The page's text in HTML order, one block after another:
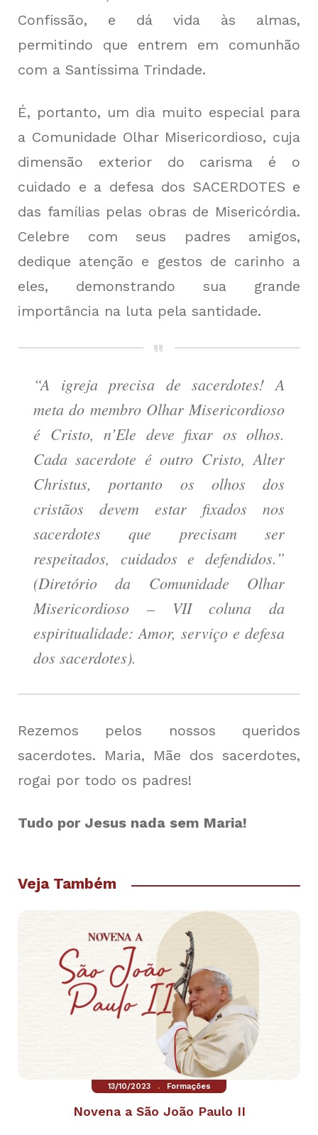
Confissão, e dá vida às almas,
permitindo que entrem em comunhão
com a Santíssima Trindade.
É, portanto, um dia muito especial para
a Comunidade Olhar Misericordioso, cuja
dimensão exterior do carisma é o
cuidado e a defesa dos SACERDOTES e
das famílias pelas obras de Misericórdia.
Celebre com seus padres amigos,
dedique atenção e gestos de carinho a
eles, demonstrando sua grande
importância na luta pela santidade.
“A igreja precisa de sacerdotes! A
meta do membro Olhar Misericordioso
é Cristo, n’Ele deve fixar os olhos.
Cada sacerdote é outro Cristo,Alter
Christus, portanto os olhos dos
cristãos devem estar fixados nos
sacerdotes que precisam ser
respeitados, cuidados e defendidos.”
(Diretório da Comunidade Olhar
Misericordioso – VII coluna da
espiritualidade: Amor, serviço e defesa
dos sacerdotes).
Rezemos pelos nossos queridos
sacerdotes. Maria, Mãe dos sacerdotes,
rogai por todo os padres!
Tudo por Jesus nada sem Maria!
Veja Também
13/10/2023 . Formações
Novena a São João Paulo II